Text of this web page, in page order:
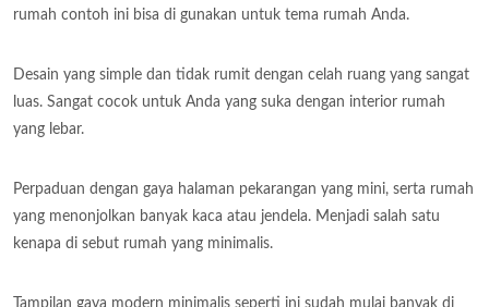
rumah contoh ini bisa di gunakan untuk tema rumah Anda.
Desain yang simple dan tidak rumit dengan celah ruang yang sangat
luas. Sangat cocok untuk Anda yang suka dengan interior rumah
yang lebar.
Perpaduan dengan gaya halaman pekarangan yang mini, serta rumah
yang menonjolkan banyak kaca atau jendela. Menjadi salah satu
kenapa di sebut rumah yang minimalis.
Tampilan gaya modern minimalis seperti ini sudah mulai banyak di